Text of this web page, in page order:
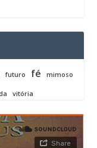
futuro fé mimoso
vitória